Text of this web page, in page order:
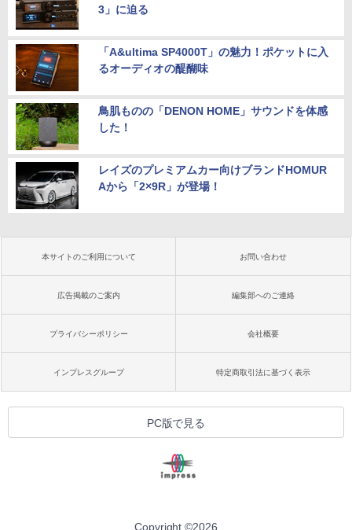
3」に迫る
「A&ultima SP4000T」の魅力！ポケットに入
るオーディオの醍醐味
鳥肌ものの「DENON HOME」サウンドを体感
した！
レイズのプレミアムカー向けブランドHOMUR
Aから「2×9R」が登場！
本サイトのご利用について お問い合わせ
広告掲載のご案内 編集部へのご連絡
プライバシーポリシー 会社概要
インプレスグループ 特定商取引法に基づく表示
PC版で見る
Copyright ©2026